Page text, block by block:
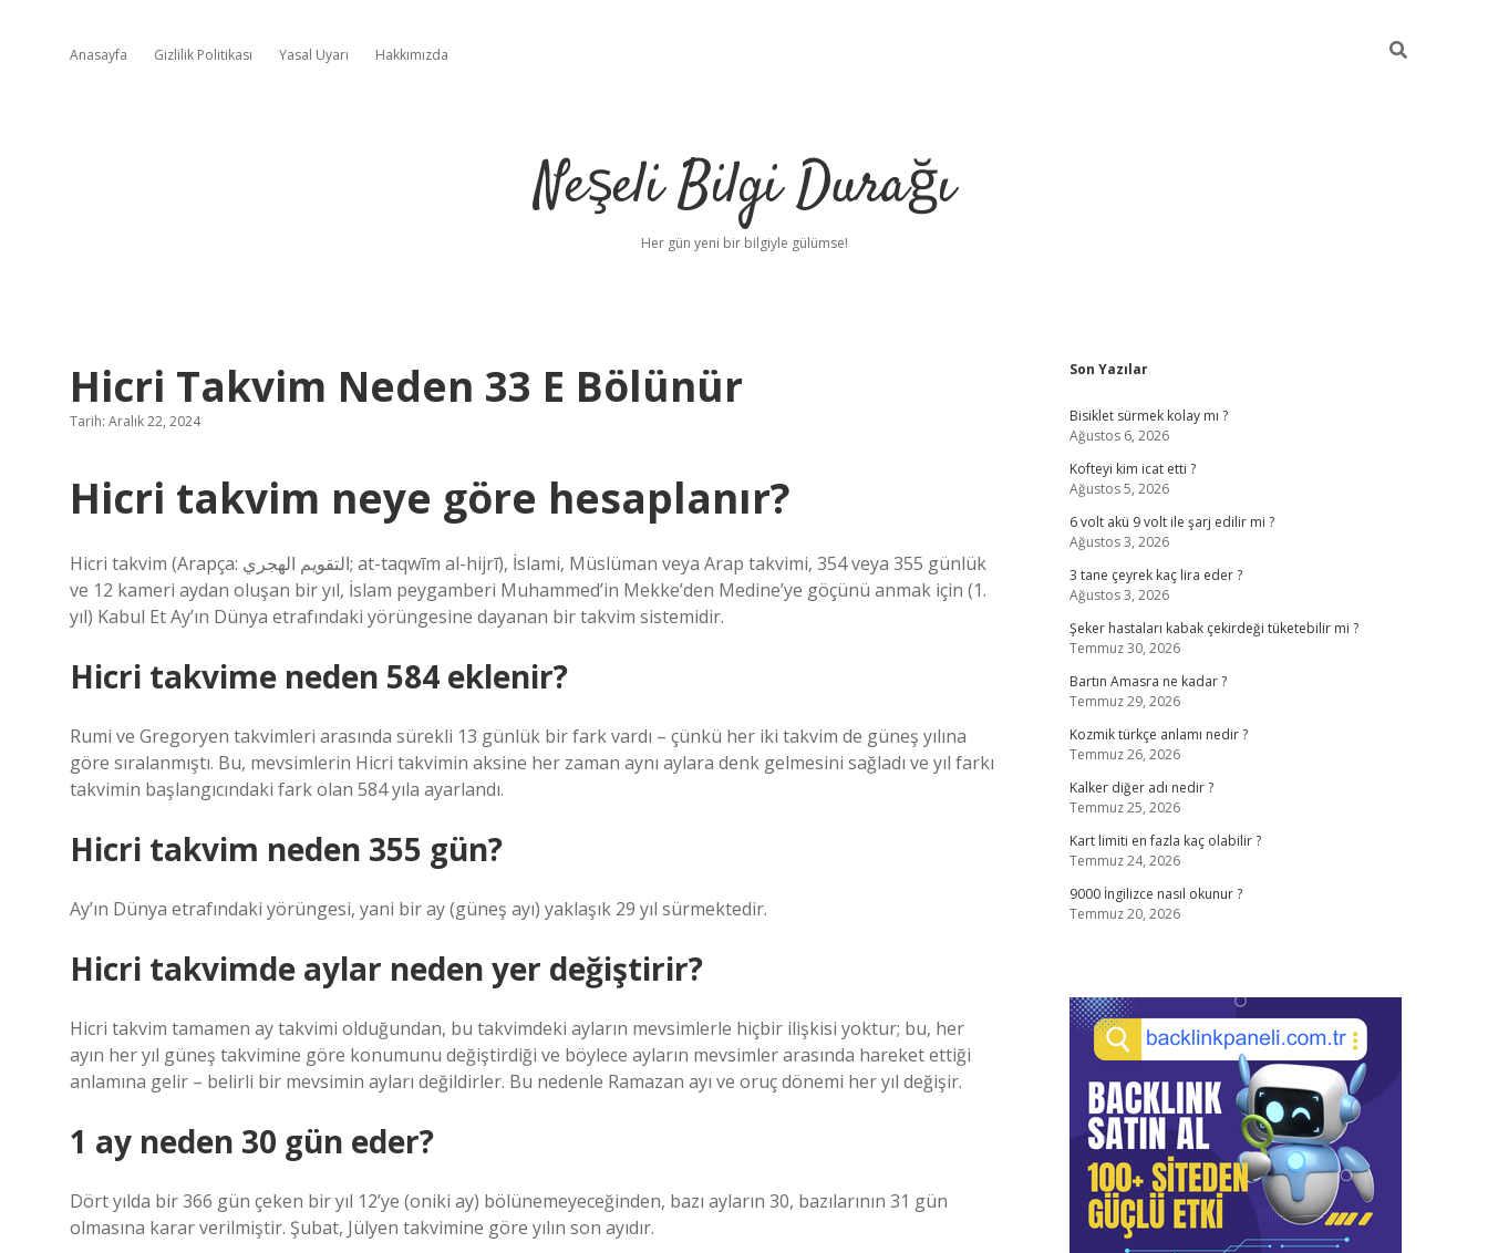
Anasayfa Gizlilik Politikası Yasal Uyarı Hakkımızda
Neşeli Bilgi Durağı
Her gün yeni bir bilgiyle gülümse!
Hicri Takvim Neden 33 E Bölünür
Tarih: Aralık 22, 2024
Hicri takvim neye göre hesaplanır?
Hicri takvim (Arapça: التقويم الهجري; at-taqwīm al-hijrī), İslami, Müslüman veya Arap takvimi, 354 veya 355 günlük
ve 12 kameri aydan oluşan bir yıl, İslam peygamberi Muhammed’in Mekke’den Medine’ye göçünü anmak için (1.
yıl) Kabul Et Ay’ın Dünya etrafındaki yörüngesine dayanan bir takvim sistemidir.
Hicri takvime neden 584 eklenir?
Rumi ve Gregoryen takvimleri arasında sürekli 13 günlük bir fark vardı – çünkü her iki takvim de güneş yılına
göre sıralanmıştı. Bu, mevsimlerin Hicri takvimin aksine her zaman aynı aylara denk gelmesini sağladı ve yıl farkı
takvimin başlangıcındaki fark olan 584 yıla ayarlandı.
Hicri takvim neden 355 gün?
Ay’ın Dünya etrafındaki yörüngesi, yani bir ay (güneş ayı) yaklaşık 29 yıl sürmektedir.
Hicri takvimde aylar neden yer değiştirir?
Hicri takvim tamamen ay takvimi olduğundan, bu takvimdeki ayların mevsimlerle hiçbir ilişkisi yoktur; bu, her
ayın her yıl güneş takvimine göre konumunu değiştirdiği ve böylece ayların mevsimler arasında hareket ettiği
anlamına gelir – belirli bir mevsimin ayları değildirler. Bu nedenle Ramazan ayı ve oruç dönemi her yıl değişir.
1 ay neden 30 gün eder?
Dört yılda bir 366 gün çeken bir yıl 12’ye (oniki ay) bölünemeyeceğinden, bazı ayların 30, bazılarının 31 gün
olmasına karar verilmiştir. Şubat, Jülyen takvimine göre yılın son ayıdır.
Sidebar
Son Yazılar
Bisiklet sürmek kolay mı ?
Ağustos 6, 2026
Kofteyi kim icat etti ?
Ağustos 5, 2026
6 volt akü 9 volt ile şarj edilir mi ?
Ağustos 3, 2026
3 tane çeyrek kaç lira eder ?
Ağustos 3, 2026
Şeker hastaları kabak çekirdeği tüketebilir mi ?
Temmuz 30, 2026
Bartın Amasra ne kadar ?
Temmuz 29, 2026
Kozmik türkçe anlamı nedir ?
Temmuz 26, 2026
Kalker diğer adı nedir ?
Temmuz 25, 2026
Kart limiti en fazla kaç olabilir ?
Temmuz 24, 2026
9000 İngilizce nasıl okunur ?
Temmuz 20, 2026